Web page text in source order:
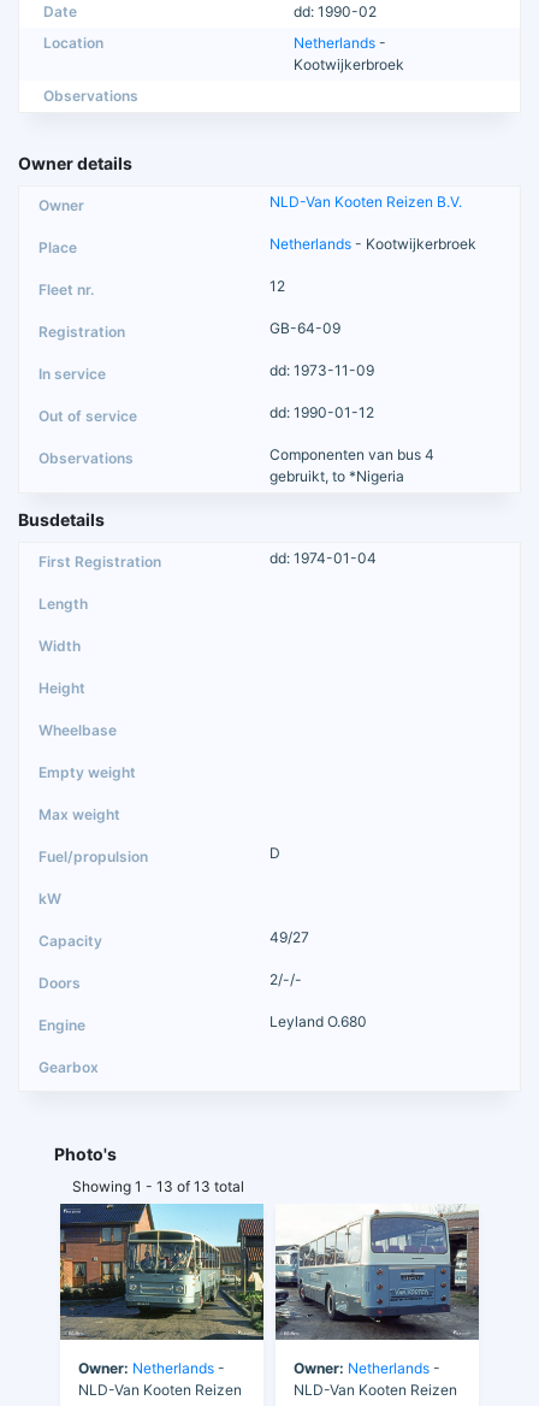
Date
dd: 1990-02
Location
Netherlands -
Kootwijkerbroek
Observations
Owner details
NLD-Van Kooten Reizen B.V.
Netherlands - Kootwijkerbroek
12
GB-64-09
dd: 1973-11-09
dd: 1990-01-12
Componenten van bus 4
gebruikt, to *Nigeria
Busdetails
dd: 1974-01-04
D
49/27
2/-/-
Leyland O.680
Photo's
Showing 1 - 13 of 13 total
Owner: Netherlands -
NLD-Van Kooten Reizen
Owner: Netherlands -
NLD-Van Kooten Reizen